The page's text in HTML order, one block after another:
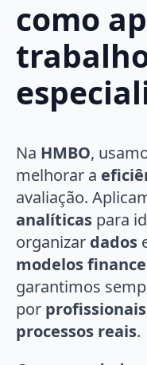
como
Na HMBO,
melhorar a
avaliação.
analíticas para
organizar dados
modelos
garantimos
por
processos reais.